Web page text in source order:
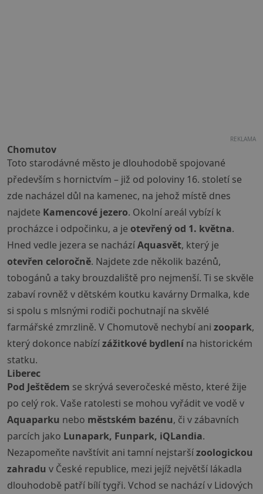
REKLAMA
Chomutov
Toto starodávné město je dlouhodobě spojované
především s hornictvím – již od poloviny 16. století se
zde nacházel důl na kamenec, na jehož místě dnes
najdete Kamencové jezero. Okolní areál vybízí k
procházce i odpočinku, a je otevřený od 1. května.
Hned vedle jezera se nacházíAquasvět, který je
otevřen celoročně. Najdete zde několik bazénů,
tobogánů a taky brouzdaliště pro nejmenší. Ti se skvěle
zabaví rovněž v dětském koutku kavárny Drmalka, kde
si spolu s mlsnými rodiči pochutnají na skvělé
farmářské zmrzlině. V Chomutově nechybí ani zoopark,
který dokonce nabízízážitkové bydlení na historickém
statku.
Liberec
Pod Ještědem se skrývá severočeské město, které žije
po celý rok. Vaše ratolesti se mohou vyřádit ve vodě v
Aquaparku nebo městském bazénu, či v zábavních
parcích jako Lunapark, Funpark, iQLandia.
Nezapomeňte navštívit ani tamní nejstaršízoologickou
zahradu v České republice, mezi jejíž největší lákadla
dlouhodobě patří bílí tygři. Vchod se nachází v Lidových